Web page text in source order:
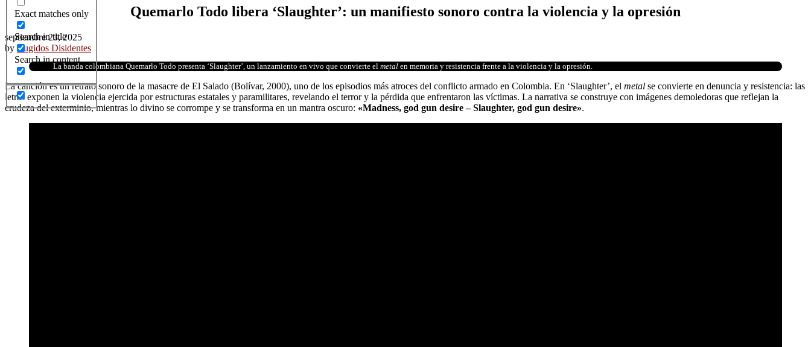
Exact matches only
Search in title
Search in content
Quemarlo Todo libera ‘Slaughter’: un manifiesto sonoro contra la violencia y la opresión
septiembre 23, 2025
by Rugidos Disidentes
La banda colombiana Quemarlo Todo presenta ‘Slaughter’, un lanzamiento en vivo que convierte el metal en memoria y resistencia frente a la violencia y la opresión.
La canción es un retrato sonoro de la masacre de El Salado (Bolívar, 2000), uno de los episodios más atroces del conflicto armado en Colombia. En ‘Slaughter’, el metal se convierte en denuncia y resistencia: las
letras exponen la violencia ejercida por estructuras estatales y paramilitares, revelando el terror y la pérdida que enfrentaron las víctimas. La narrativa se construye con imágenes demoledoras que reflejan la
crudeza del exterminio, mientras lo divino se corrompe y se transforma en un mantra oscuro: «Madness, god gun desire – Slaughter, god gun desire».